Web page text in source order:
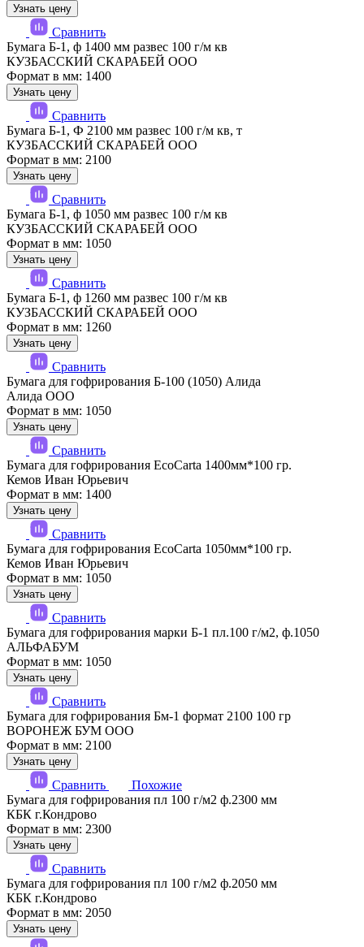
Узнать цену
Сравнить
Бумага Б-1, ф 1400 мм развес 100 г/м кв
КУЗБАССКИЙ СКАРАБЕЙ ООО
Формат в мм: 1400
Узнать цену
Сравнить
Бумага Б-1, Ф 2100 мм развес 100 г/м кв, т
КУЗБАССКИЙ СКАРАБЕЙ ООО
Формат в мм: 2100
Узнать цену
Сравнить
Бумага Б-1, ф 1050 мм развес 100 г/м кв
КУЗБАССКИЙ СКАРАБЕЙ ООО
Формат в мм: 1050
Узнать цену
Сравнить
Бумага Б-1, ф 1260 мм развес 100 г/м кв
КУЗБАССКИЙ СКАРАБЕЙ ООО
Формат в мм: 1260
Узнать цену
Сравнить
Бумага для гофрирования Б-100 (1050) Алида
Алида ООО
Формат в мм: 1050
Узнать цену
Сравнить
Бумага для гофрирования EcoCarta 1400мм*100 гр.
Кемов Иван Юрьевич
Формат в мм: 1400
Узнать цену
Сравнить
Бумага для гофрирования EcoCarta 1050мм*100 гр.
Кемов Иван Юрьевич
Формат в мм: 1050
Узнать цену
Сравнить
Бумага для гофрирования марки Б-1 пл.100 г/м2, ф.1050
АЛЬФАБУМ
Формат в мм: 1050
Узнать цену
Сравнить
Бумага для гофрирования Бм-1 формат 2100 100 гр
ВОРОНЕЖ БУМ ООО
Формат в мм: 2100
Узнать цену
Сравнить
Похожие
Бумага для гофрирования пл 100 г/м2 ф.2300 мм
КБК г.Кондрово
Формат в мм: 2300
Узнать цену
Сравнить
Бумага для гофрирования пл 100 г/м2 ф.2050 мм
КБК г.Кондрово
Формат в мм: 2050
Узнать цену